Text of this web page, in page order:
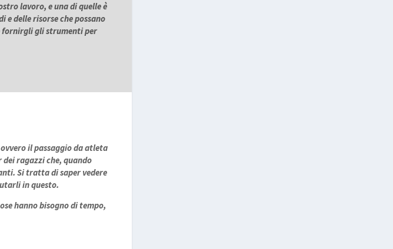
lavoro, e una di quelle è
delle risorse che possano
fornirgli gli strumenti per
il passaggio da atleta
ragazzi che, quando
Si tratta di saper vedere
in questo.
hanno bisogno di tempo,